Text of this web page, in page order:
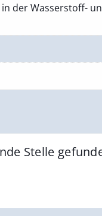
der Wasserstoff-
Stelle